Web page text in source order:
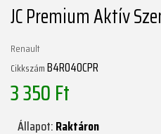
JC Premium Aktív
Renault
CikkszámB4R040CPR
3 350 Ft
Állapot:Raktáron